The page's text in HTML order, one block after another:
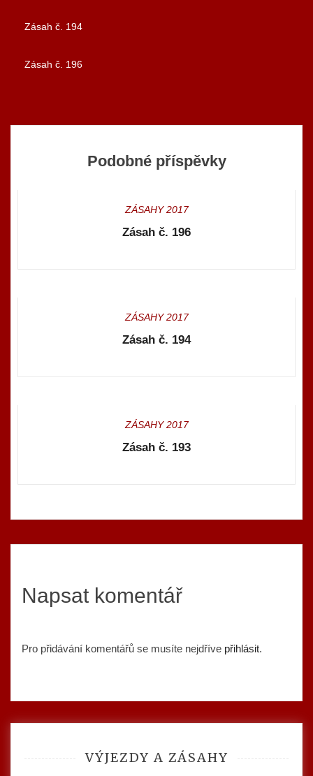
Zásah č. 194
Zásah č. 196
Podobné příspěvky
ZÁSAHY 2017
Zásah č. 196
ZÁSAHY 2017
Zásah č. 194
ZÁSAHY 2017
Zásah č. 193
Napsat komentář
Pro přidávání komentářů se musíte nejdříve přihlásit.
VÝJEZDY A ZÁSAHY